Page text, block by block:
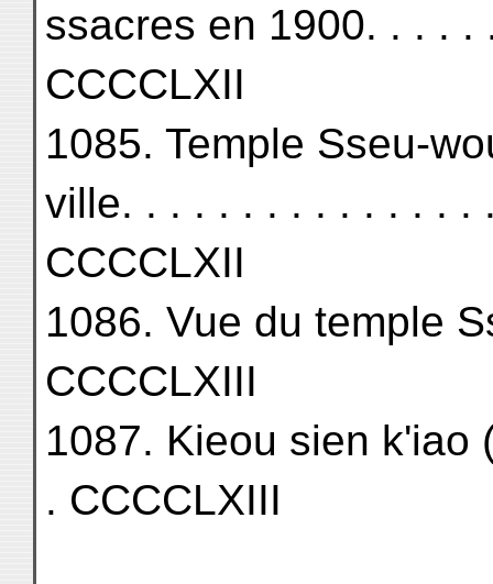
ssacres en 1900. . . .
CCCCLXII
1085. Temple Sseu-
ville. . . . . . . . . . . . . . .
CCCCLXII
1086. Vue du temple
CCCCLXIII
1087. Kieou sien k'iao
. CCCCLXIII